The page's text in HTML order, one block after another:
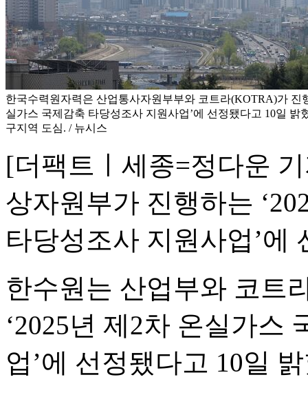
한국수력원자력은 산업통사자원부부와 코트라(KOTRA)가 진
실가스 국제감축 타당성조사 지원사업’에 선정됐다고 10일 밝
구지역 도심. / 뉴시스
[더팩트ㅣ세종=정다운
상자원부가 진행하는
타당성조사 지원사업’에
한수원는 산업부와 코트
‘2025년 제2차 온실가스
업’에 선정됐다고 10일